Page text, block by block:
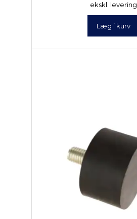
ekskl. levering
Læg i kurv